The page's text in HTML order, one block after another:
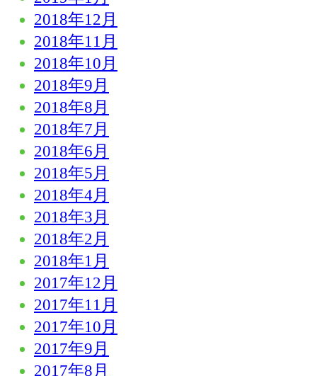
2018年12月
2018年11月
2018年10月
2018年9月
2018年8月
2018年7月
2018年6月
2018年5月
2018年4月
2018年3月
2018年2月
2018年1月
2017年12月
2017年11月
2017年10月
2017年9月
2017年8月